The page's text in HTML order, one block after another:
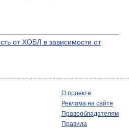
от ХОБЛ в зависимости от
О проекте
Реклама на сайте
Правообладателям
Правила